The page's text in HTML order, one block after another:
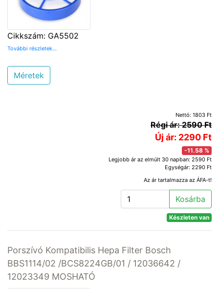
Cikkszám: GA5502
További részletek...
Méretek
Nettó: 1803 Ft
Régi ár: 2590 Ft
Új ár: 2290 Ft
-11.58 %
Legjobb ár az elmúlt 30 napban: 2590 Ft
Egységár: 2290 Ft
Az ár tartalmazza az ÁFA-t!
Kosárba
Készleten van
Porszívó Kompatibilis Hepa Filter Bosch
BBS1114/02 /BCS8224GB/01 / 12036642 /
12023349 MOSHATÓ